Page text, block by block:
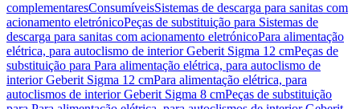
complementaresConsumíveisSistemas de descarga para sanitas com
acionamento eletrónicoPeças de substituição para Sistemas de
descarga para sanitas com acionamento eletrónicoPara alimentação
elétrica, para autoclismo de interior Geberit Sigma 12 cmPeças de
substituição para Para alimentação elétrica, para autoclismo de
interior Geberit Sigma 12 cmPara alimentação elétrica, para
autoclismos de interior Geberit Sigma 8 cmPeças de substituição